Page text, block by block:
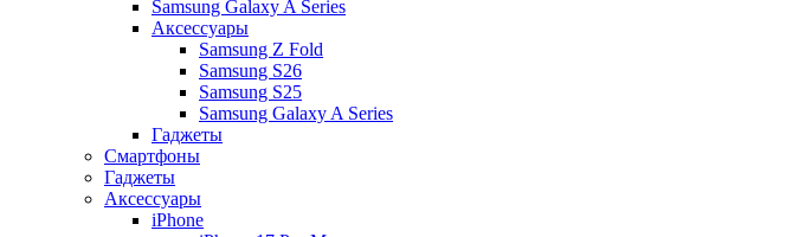
Samsung Galaxy A Series
Аксессуары
Samsung Z Fold
Samsung S26
Samsung S25
Samsung Galaxy A Series
Гаджеты
Смартфоны
Гаджеты
Аксессуары
iPhone